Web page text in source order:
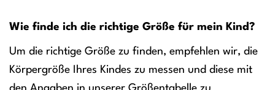
Wie finde ich die richtige Größe für mein Kind?
Um die richtige Größe zu finden, empfehlen wir, die
Körpergröße Ihres Kindes zu messen und diese mit